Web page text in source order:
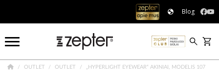
Blog
OUTLET OUTLET „HYPERLIGHT EYEWEAR“ AKINIAI, MODELIS 107